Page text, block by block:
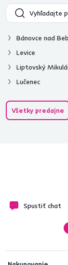
Bánovce nad
Levice
Liptovský
Lučenec
Všetky predajne
Spustiť chat